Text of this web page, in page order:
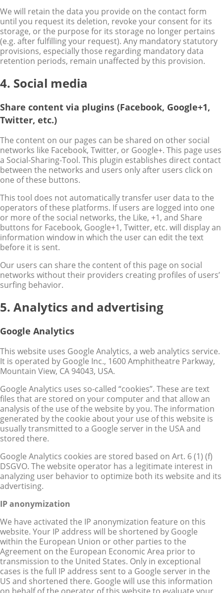
We will retain the data you provide on the contact form
until you request its deletion, revoke your consent for its
storage, or the purpose for its storage no longer pertains
(e.g. after fulfilling your request). Any mandatory statutory
provisions, especially those regarding mandatory data
retention periods, remain unaffected by this provision.
4. Social media
Share content via plugins (Facebook, Google+1,
Twitter, etc.)
The content on our pages can be shared on other social
networks like Facebook, Twitter, or Google+. This page uses
a Social-Sharing-Tool. This plugin establishes direct contact
between the networks and users only after users click on
one of these buttons.
This tool does not automatically transfer user data to the
operators of these platforms. If users are logged into one
or more of the social networks, the Like, +1, and Share
buttons for Facebook, Google+1, Twitter, etc. will display an
information window in which the user can edit the text
before it is sent.
Our users can share the content of this page on social
networks without their providers creating profiles of users’
surfing behavior.
5. Analytics and advertising
Google Analytics
This website uses Google Analytics, a web analytics service.
It is operated by Google Inc., 1600 Amphitheatre Parkway,
Mountain View, CA 94043, USA.
Google Analytics uses so-called “cookies”. These are text
files that are stored on your computer and that allow an
analysis of the use of the website by you. The information
generated by the cookie about your use of this website is
usually transmitted to a Google server in the USA and
stored there.
Google Analytics cookies are stored based on Art. 6 (1) (f)
DSGVO. The website operator has a legitimate interest in
analyzing user behavior to optimize both its website and its
advertising.
IP anonymization
We have activated the IP anonymization feature on this
website. Your IP address will be shortened by Google
within the European Union or other parties to the
Agreement on the European Economic Area prior to
transmission to the United States. Only in exceptional
cases is the full IP address sent to a Google server in the
US and shortened there. Google will use this information